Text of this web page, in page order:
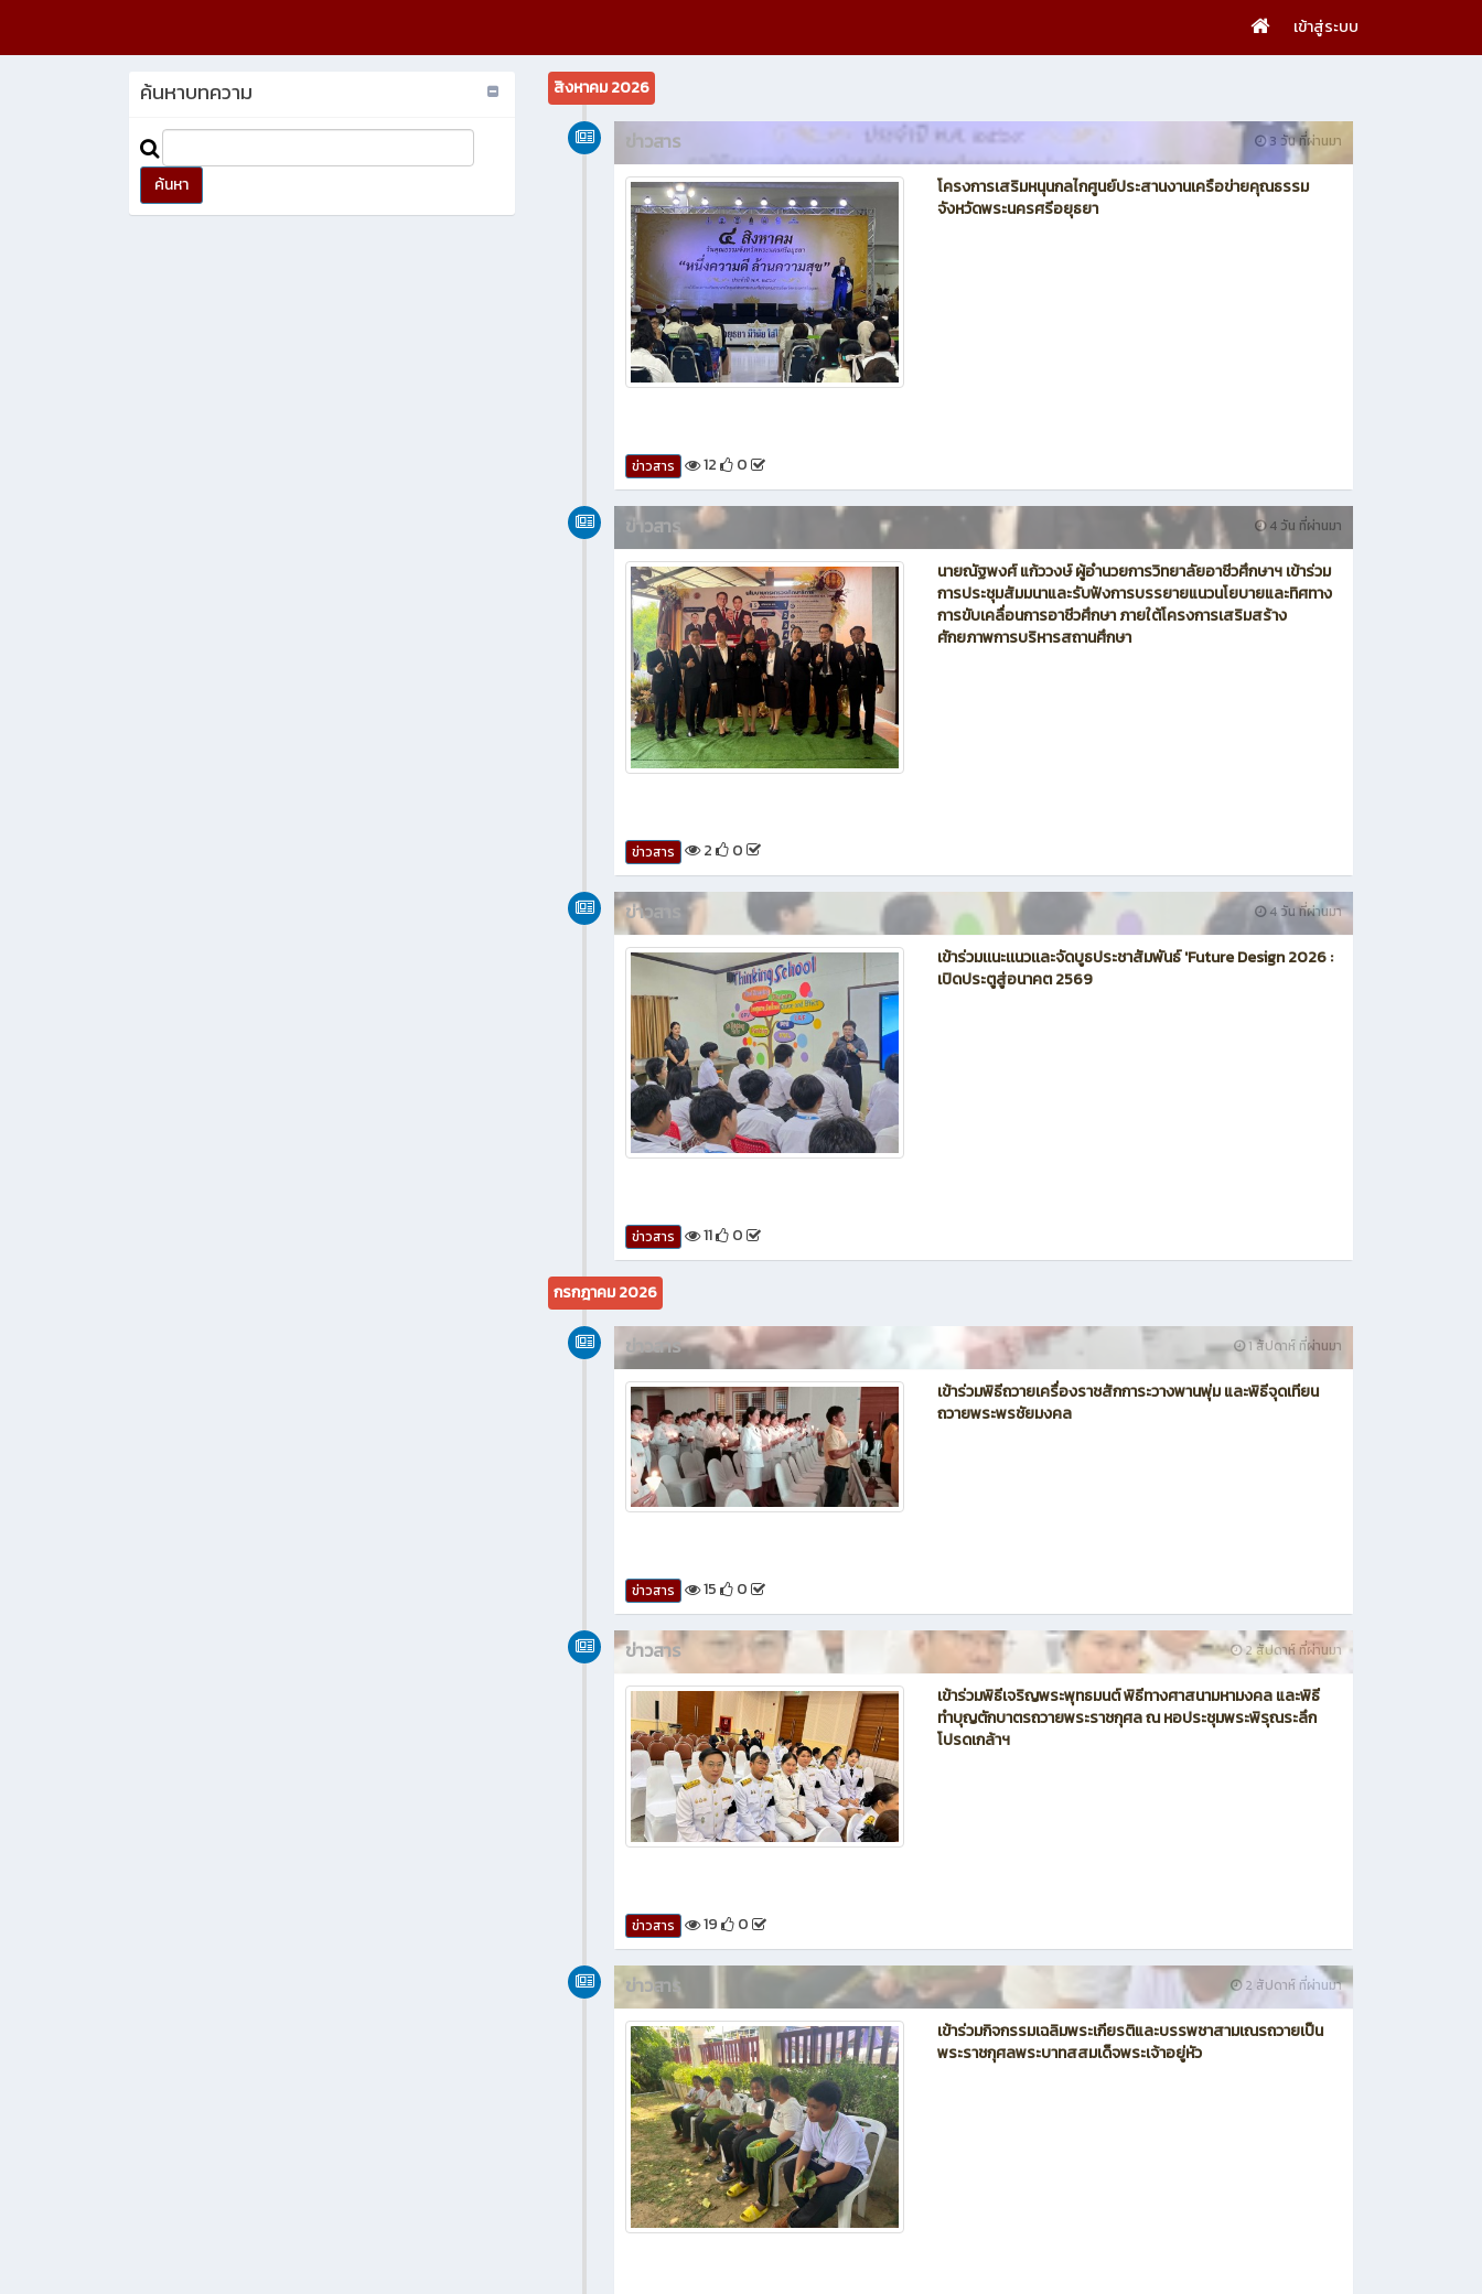
เข้าสู่ระบบ
ค้นหาบทความ สิงหาคม 2026
3 วัน ที่ผ่านมา
ข่าวสาร
โครงการเสริมหนุนกลไกศูนย์ประสานงานเครือข่ายคุณธรรม
จังหวัดพระนครศรีอยุธยา
ข่าวสาร 12 0
4 วัน ที่ผ่านมา
ข่าวสาร
นายณัฐพงศ์ แก้ววงษ์ ผู้อำนวยการวิทยาลัยอาชีวศึกษาฯ เข้าร่วม
การประชุมสัมมนาและรับฟังการบรรยายแนวนโยบายและทิศทาง
การขับเคลื่อนการอาชีวศึกษา ภายใต้โครงการเสริมสร้าง
ศักยภาพการบริหารสถานศึกษา
ข่าวสาร 2 0
4 วัน ที่ผ่านมา
ข่าวสาร
เข้าร่วมเเนะเเนวเเละจัดบูธประชาสัมพันธ์ 'Future Design 2026 :
เปิดประตูสู่อนาคต 2569
ข่าวสาร 11 0
กรกฎาคม 2026
1 สัปดาห์ ที่ผ่านมา
ข่าวสาร
เข้าร่วมพิธีถวายเครื่องราชสักการะวางพานพุ่ม และพิธีจุดเทียน
ถวายพระพรชัยมงคล
ข่าวสาร 15 0
2 สัปดาห์ ที่ผ่านมา
ข่าวสาร
เข้าร่วมพิธีเจริญพระพุทธมนต์ พิธีทางศาสนามหามงคล และพิธี
ทำบุญตักบาตรถวายพระราชกุศล ณ หอประชุมพระพิรุณระลึก
โปรดเกล้าฯ
ข่าวสาร 19 0
2 สัปดาห์ ที่ผ่านมา
ข่าวสาร
เข้าร่วมกิจกรรมเฉลิมพระเกียรติและบรรพชาสามเณรถวายเป็น
พระราชกุศลพระบาทสสมเด็จพระเจ้าอยู่หัว